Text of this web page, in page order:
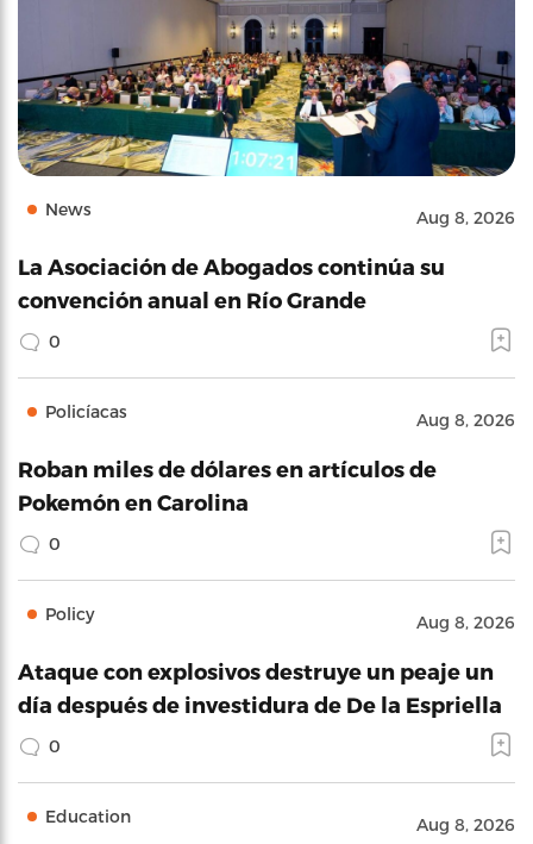
News Aug 8, 2026
La Asociación de Abogados continúa su
convención anual en Río Grande
0
Policíacas Aug 8, 2026
Roban miles de dólares en artículos de
Pokemón en Carolina
0
Policy Aug 8, 2026
Ataque con explosivos destruye un peaje un
día después de investidura de De la Espriella
0
Education Aug 8, 2026